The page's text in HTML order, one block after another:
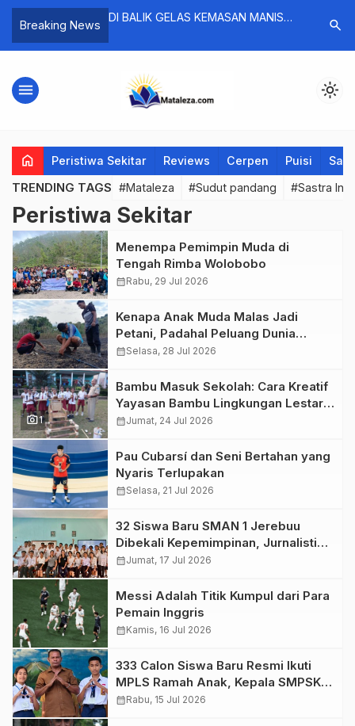
Breaking News
DI BALIK GELAS KEMASAN MANIS
TENGAH KECANDUAN MINUMAN
MURAH
search
menu light_mode
home Peristiwa Sekitar Reviews Cerpen Puisi
TRENDING TAGS #Mataleza #Sudut pandang #Sastra
Peristiwa Sekitar
Menempa Pemimpin Muda di
Tengah Rimba Wolobobo
calendar_monthRabu, 29 Jul 2026
Kenapa Anak Muda Malas Jadi
Petani, Padahal Peluang Dunia
Pertanian Menjanjikan?
calendar_monthSelasa, 28 Jul 2026
photo_camera1
Bambu Masuk Sekolah: Cara Kreatif
Yayasan Bambu Lingkungan Lestari
Rayakan Hari Anak Nasional di
calendar_monthJumat, 24 Jul 2026
Pau Cubarsí dan Seni Bertahan yang
Nyaris Terlupakan
calendar_monthSelasa, 21 Jul 2026
32 Siswa Baru SMAN 1 Jerebuu
Dibekali Kepemimpinan, Jurnalistik,
dan Karya Tulis Ilmiah
calendar_monthJumat, 17 Jul 2026
Messi Adalah Titik Kumpul dari Para
Pemain Inggris
calendar_monthKamis, 16 Jul 2026
333 Calon Siswa Baru Resmi Ikuti
MPLS Ramah Anak, Kepala SMPSK
Kotagoa Boawae: “Kalian adalah
calendar_monthRabu, 15 Jul 2026